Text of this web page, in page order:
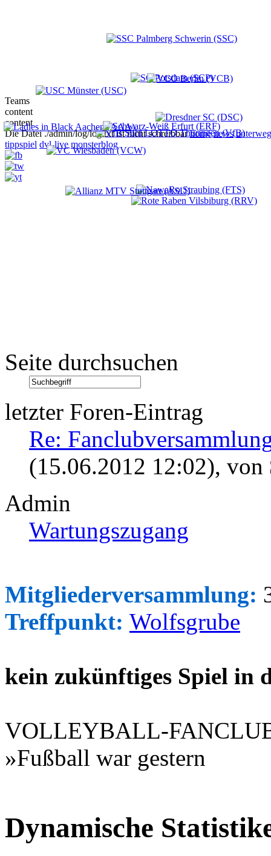
Teams
content
content
Die Datei ./admin/log/log.txt ist nicht schreibbarhome news
tippspiel dvl-live monsterblog
Seite durchsuchen
letzter Foren-Eintrag
Re:
(15.06.2012 12:02), von
Admin
Wartungszugang
Mitgliederversammlung:
Treffpunkt: Wolfsgrube
kein zukünftiges Spiel in
VOLLEYBALL-
»Fußball war gestern
Dynamische